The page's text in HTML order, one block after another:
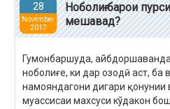
28
November
2017
Ноболиғ барои
мешавад?
Гумонбаршуда,
ноболиғе, ки дар озодӣ аст, ба
намояндагони дигари қонунии
муассисаи махсуси кўдакон